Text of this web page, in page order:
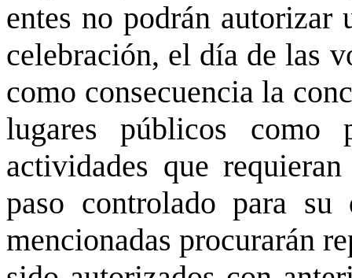
entes no podrán autorizar
celebración, el día de las
como consecuencia la
lugares públicos como
actividades que
paso controlado para su
mencionadas procurarán